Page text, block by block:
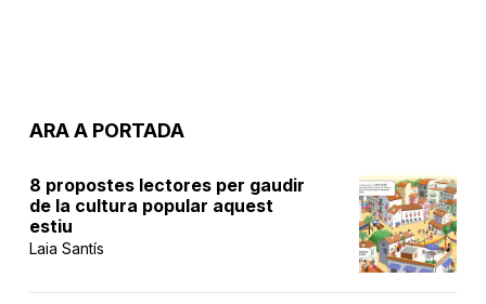
ARA A PORTADA
8 propostes lectores per gaudir
de la cultura popular aquest
estiu
Laia Santís